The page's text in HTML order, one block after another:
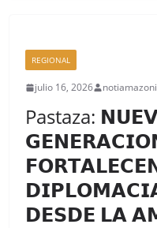
REGIONAL
julio 16, 2026
Pastaza:
𝗗𝗘𝗦𝗗𝗘 𝗟𝗔